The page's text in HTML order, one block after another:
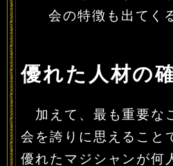
会の特徴も出てく
優れた人材の
加えて、最も重要な
会を誇りに思えること
優れたマジシャンが何